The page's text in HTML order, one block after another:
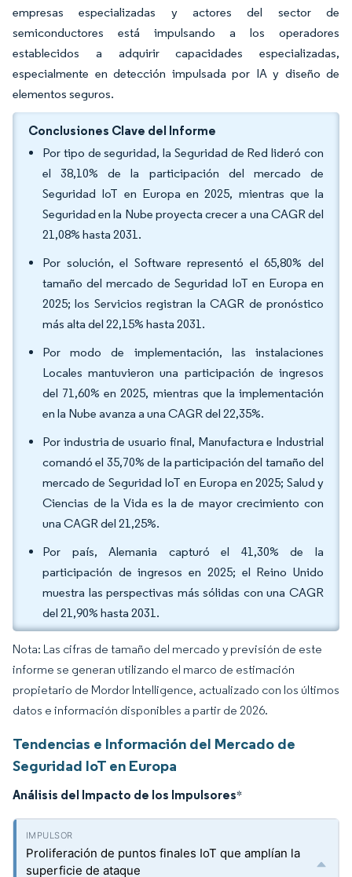
empresas especializadas y actores del sector de
semiconductores está impulsando a los operadores
establecidos a adquirir capacidades especializadas,
especialmente en detección impulsada por IA y diseño de
elementos seguros.
Conclusiones Clave del Informe
Por tipo de seguridad, la Seguridad de Red lideró con
el 38,10% de la participación del mercado de
Seguridad IoT en Europa en 2025, mientras que la
Seguridad en la Nube proyecta crecer a una CAGR del
21,08% hasta 2031.
Por solución, el Software representó el 65,80% del
tamaño del mercado de Seguridad IoT en Europa en
2025; los Servicios registran la CAGR de pronóstico
más alta del 22,15% hasta 2031.
Por modo de implementación, las instalaciones
Locales mantuvieron una participación de ingresos
del 71,60% en 2025, mientras que la implementación
en la Nube avanza a una CAGR del 22,35%.
Por industria de usuario final, Manufactura e Industrial
comandó el 35,70% de la participación del tamaño del
mercado de Seguridad IoT en Europa en 2025; Salud y
Ciencias de la Vida es la de mayor crecimiento con
una CAGR del 21,25%.
Por país, Alemania capturó el 41,30% de la
participación de ingresos en 2025; el Reino Unido
muestra las perspectivas más sólidas con una CAGR
del 21,90% hasta 2031.
Nota: Las cifras de tamaño del mercado y previsión de este
informe se generan utilizando el marco de estimación
propietario de Mordor Intelligence, actualizado con los últimos
datos e información disponibles a partir de 2026.
Tendencias e Información del Mercado de
Seguridad IoT en Europa
Análisis del Impacto de los Impulsores*
Proliferación de puntos finales IoT que amplían la
superficie de ataque